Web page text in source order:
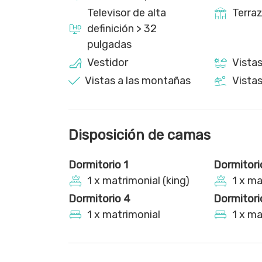
Es necesario el uso del coche para desplazarse
Televisor de alta
definición > 32
pulgadas
Vestidor
Vistas a las montañas
Disposición de camas
Dormitorio 1
1 x matrimonial (king)
1 x
Dormitorio 4
1 x matrimonial
1 x